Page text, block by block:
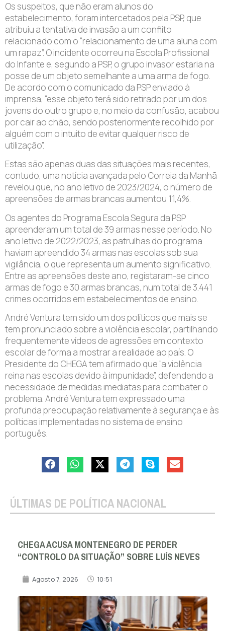
Os suspeitos, que não eram alunos do
estabelecimento, foram intercetados pela PSP, que
atribuiu a tentativa de invasão a um conflito
relacionado com o “relacionamento de uma aluna com
um rapaz”. O incidente ocorreu na Escola Profissional
do Infante e, segundo a PSP, o grupo invasor estaria na
posse de um objeto semelhante a uma arma de fogo.
De acordo com o comunicado da PSP enviado à
imprensa, “esse objeto terá sido retirado por um dos
jovens do outro grupo e, no meio da confusão, acabou
por cair ao chão, sendo posteriormente recolhido por
alguém com o intuito de evitar qualquer risco de
utilização”.
Estas são apenas duas das situações mais recentes,
contudo, uma notícia avançada pelo Correia da Manhã
revelou que, no ano letivo de 2023/2024, o número de
apreensões de armas brancas aumentou 11,4%.
Os agentes do Programa Escola Segura da PSP
apreenderam um total de 39 armas nesse período. No
ano letivo de 2022/2023, as patrulhas do programa
haviam apreendido 34 armas nas escolas sob sua
vigilância, o que representa um aumento significativo.
Entre as apreensões deste ano, registaram-se cinco
armas de fogo e 30 armas brancas, num total de 3.441
crimes ocorridos em estabelecimentos de ensino.
André Ventura tem sido um dos políticos que mais se
tem pronunciado sobre a violência escolar, partilhando
frequentemente vídeos de agressões em contexto
escolar de forma a mostrar a realidade ao país. O
Presidente do CHEGA tem afirmado que “a violência
reina nas escolas devido à impunidade”, defendendo a
necessidade de medidas imediatas para combater o
problema. André Ventura tem expressado uma
profunda preocupação relativamente à segurança e às
políticas implementadas no sistema de ensino
português.
ÚLTIMAS DE POLÍTICA NACIONAL
CHEGA ACUSA MONTENEGRO DE PERDER
“CONTROLO DA SITUAÇÃO” SOBRE LUÍS NEVES
Agosto 7, 2026 10:51